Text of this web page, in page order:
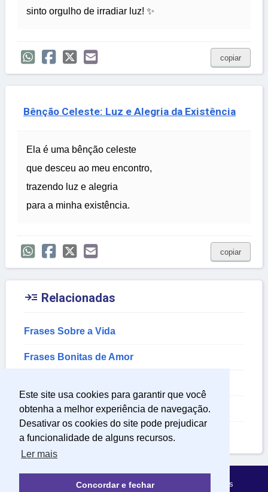
Este site usa cookies para garantir que você
obtenha a melhor experiência de navegação.
Desativar os cookies do site pode prejudicar
a funcionalidade de alguns recursos.
Ler mais
Concordar e fechar
sinto orgulho de irradiar luz! ✨
copiar
Bênção Celeste: Luz e Alegria da Existência
Ela é uma bênção celeste
que desceu ao meu encontro,
trazendo luz e alegria
para a minha existência.
copiar
 Relacionadas
Frases Sobre a Vida
Frases Bonitas de Amor
Frases de Amor para Status
Frases de Reflexão de Amor
Política de Privacidade Sobre Mensagens Mágicas